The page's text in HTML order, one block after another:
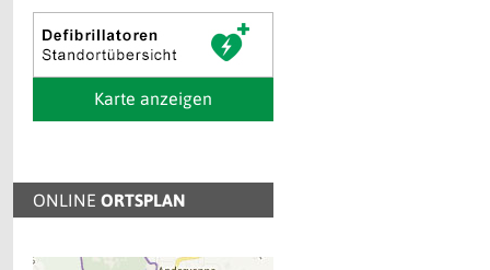
Karte anzeigen
ONLINE ORTSPLAN